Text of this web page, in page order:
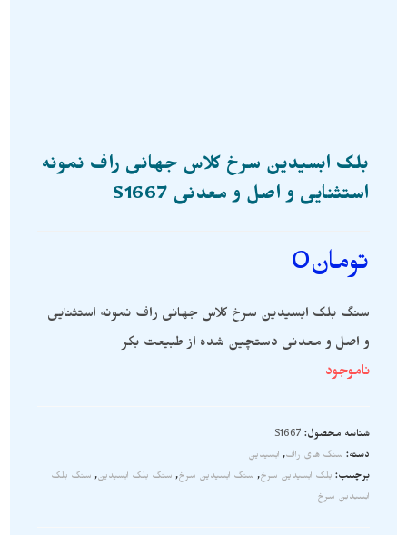
بلک ابسیدین سرخ کلاس جهانی راف نمونه
استثنایی و اصل و معدنی S1667
تومان0
سنگ بلک ابسیدین سرخ کلاس جهانی راف نمونه استثنایی
و اصل و معدنی دستچین شده از طبیعت بکر
ناموجود
شناسه محصول: S1667
دسته: سنگ های راف, ابسیدین
برچسب: بلک ابسیدین سرخ, سنگ ابسیدین سرخ, سنگ بلک ابسیدین, سنگ بلک
ابسیدین سرخ